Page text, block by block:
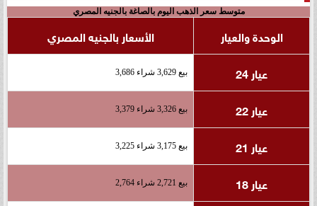
متوسط سعر الذهب اليوم بالصاغة بالجنيه المصري
الوحدة والعيار
الأسعار بالجنيه المصري
عيار 24
بيع 3,629 شراء 3,686
عيار 22 بيع 3,326 شراء 3,379
عيار 21 بيع 3,175 شراء 3,225
عيار 18 بيع 2,721 شراء 2,764